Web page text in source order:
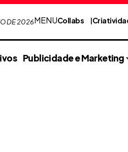
DE 2026MENUCollabs
Publicidade e Marketing